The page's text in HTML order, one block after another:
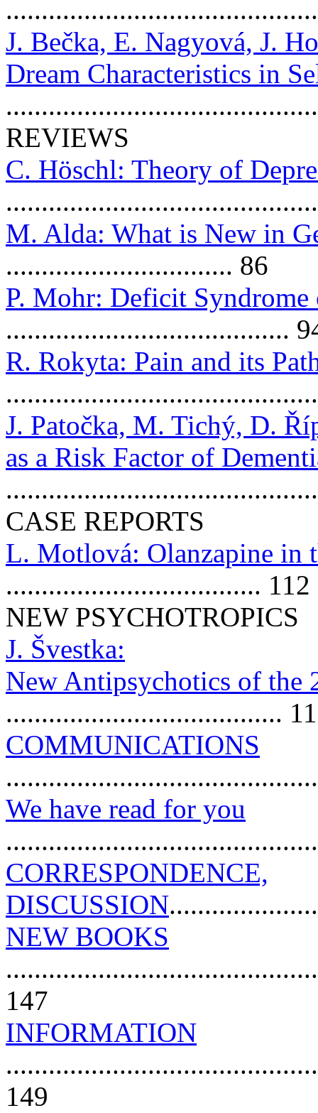
J. Bečka, E. Nagyová, J.
Dream Characteristics in
REVIEWS
C. Höschl: Theory of
M. Alda: What is New in
................................ 86
P. Mohr: Deficit
........................................
R. Rokyta: Pain and its
J. Patočka, M. Tichý, D.
as a Risk Factor of
CASE REPORTS
L. Motlová: Olanzapine in
.................................... 112
NEW PSYCHOTROPICS
J. Švestka:
New Antipsychotics of the
.......................................
COMMUNICATIONS
We have read for you
CORRESPONDENCE,
DISCUSSION
NEW BOOKS
147
INFORMATION
149